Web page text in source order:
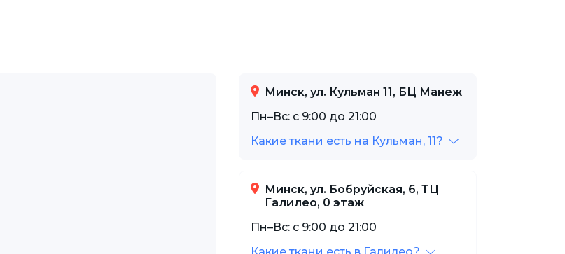
Минск, ул. Кульман 11, БЦ Манеж
Пн–Вс: с 9:00 до 21:00
Какие ткани есть на Кульман, 11?
Минск, ул. Бобруйская, 6, ТЦ
Галилео, 0 этаж
Пн–Вс: с 9:00 до 21:00